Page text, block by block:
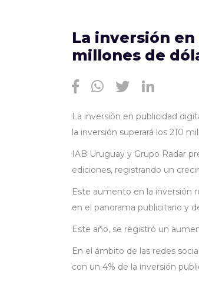
La inversión
millones de
La inversión en publicidad
la inversión superará los 210
IAB Uruguay y Grupo Radar
ediciones, registrando un
Este aumento en la inversión
en el panorama publicitario y
Este año, se registró un
En el ámbito de las redes
con un 4% de la inversión